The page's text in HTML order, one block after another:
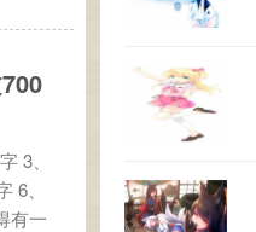
3、
6、
有一